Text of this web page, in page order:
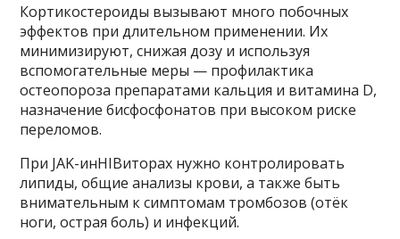
Кортикостероиды вызывают много побочных
эффектов при длительном применении. Их
минимизируют, снижая дозу и используя
вспомогательные меры — профилактика
остеопороза препаратами кальция и витамина D,
назначение бисфосфонатов при высоком риске
переломов.
При JAK-инHIBиторах нужно контролировать
липиды, общие анализы крови, а также быть
внимательным к симптомам тромбозов (отёк
ноги, острая боль) и инфекций.